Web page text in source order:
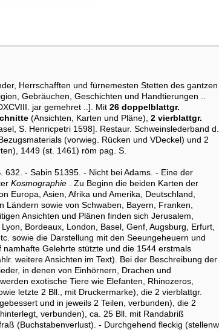
Herrschafften und fürnemesten Stetten des gantzen
Gebräuchen, Geschichten und Handtierungen ..
jar gemehret ..]. Mit 26 doppelblattgr.
(Ansichten, Karten und Pläne), 2 vierblattgr.
S. Henricpetri 1598]. Restaur. Schweinslederband d.
(vorwieg. Rücken und VDeckel) und 2
1449 (st. 1461) röm pag. S.
- Sabin 51395. - Nicht bei Adams. - Eine der
Kosmographie. Zu Beginn die beiden Karten der
Europa, Asien, Afrika und Amerika, Deutschland,
sowie von Schwaben, Bayern, Franken,
Ansichten und Plänen finden sich Jerusalem,
Bordeaux, London, Basel, Genf, Augsburg, Erfurt,
sowie die Darstellung mit den Seeungeheuern und
Gelehrte stützte und die 1544 erstmals
weitere Ansichten im Text). Bei der Beschreibung der
in denen von Einhörnern, Drachen und
exotische Tiere wie Elefanten, Rhinozeros,
letzte 2 Bll., mit Druckermarke), die 2 vierblattgr.
und in jeweils 2 Teilen, verbunden), die 2
verbunden), ca. 25 Bll. mit Randabriß
(Buchstabenverlust). - Durchgehend fleckig (stellenw.